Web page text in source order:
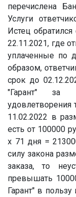
перечислена
Услуги
Истец
22.11.2021, где
уплаченные по
образом,
срок до
"Гарант" за
удовлетворения
11.02.2022 в
есть от 100000
х 71 дня =
силу закона
заказа, то
превышать
Гарант" в